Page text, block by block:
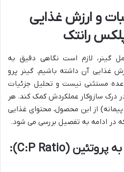
و ارزش غذایی
رانتک
گینر، لازم است نگاهی دقیق به
غذایی آن داشته باشیم. گینر پرو
مستثنی نیست و تحلیل جزئیات
درک سازوکار عملکردش کمک کند. هر
سروینگ 165 گرمی (معادل 4 پیمانه) از این محصول، محتوای غذایی
در ادامه به تفصیل بررسی می شود.
نسبت کربوهیدرات به پروتئین (C:P Ratio):